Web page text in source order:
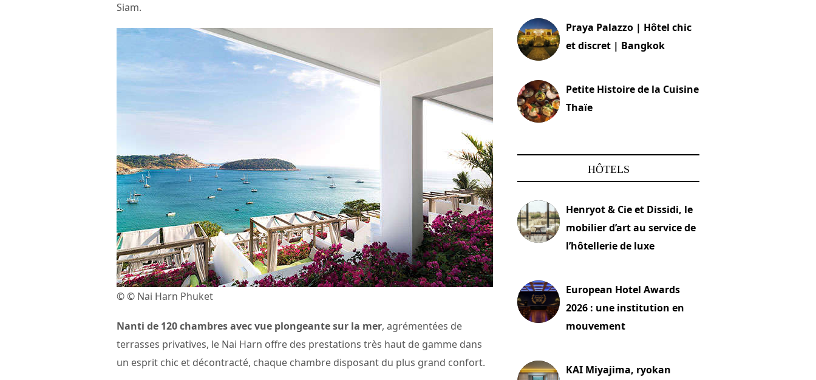
Siam.
© © Nai Harn Phuket
Nanti de 120 chambres avec vue plongeante sur la mer, agrémentées de
terrasses privatives, le Nai Harn offre des prestations très haut de gamme dans
un esprit chic et décontracté, chaque chambre disposant du plus grand confort.
Praya Palazzo | Hôtel chic
et discret | Bangkok
Petite Histoire de la Cuisine
Thaïe
HÔTELS
Henryot & Cie et Dissidi, le
mobilier d’art au service de
l’hôtellerie de luxe
European Hotel Awards
2026 : une institution en
mouvement
KAI Miyajima, ryokan